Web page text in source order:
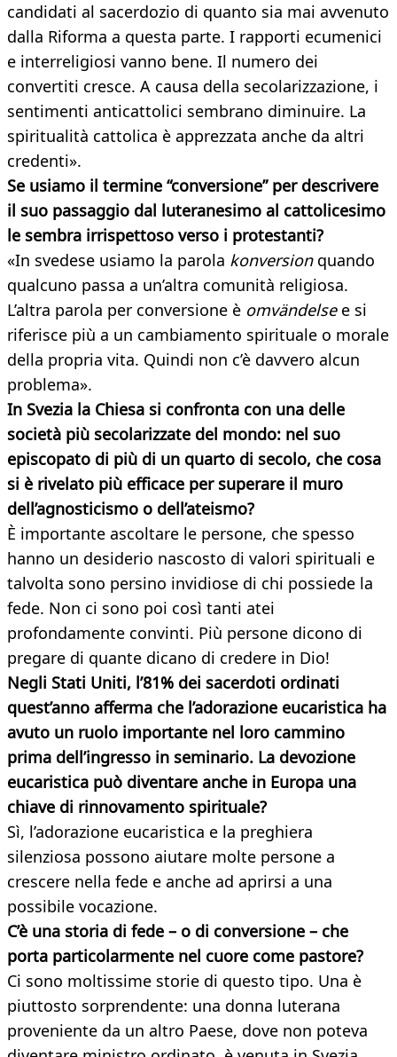
candidati al sacerdozio di quanto sia mai avvenuto
dalla Riforma a questa parte. I rapporti ecumenici
e interreligiosi vanno bene. Il numero dei
convertiti cresce. A causa della secolarizzazione, i
sentimenti anticattolici sembrano diminuire. La
spiritualità cattolica è apprezzata anche da altri
credenti».
Se usiamo il termine “conversione” per descrivere
il suo passaggio dal luteranesimo al cattolicesimo
le sembra irrispettoso verso i protestanti?
«In svedese usiamo la parola konversionquando
qualcuno passa a un’altra comunità religiosa.
L’altra parola per conversione è omvändelsee si
riferisce più a un cambiamento spirituale o morale
della propria vita. Quindi non c’è davvero alcun
problema».
In Svezia la Chiesa si confronta con una delle
società più secolarizzate del mondo: nel suo
episcopato di più di un quarto di secolo, che cosa
si è rivelato più efficace per superare il muro
dell’agnosticismo o dell’ateismo?
È importante ascoltare le persone, che spesso
hanno un desiderio nascosto di valori spirituali e
talvolta sono persino invidiose di chi possiede la
fede. Non ci sono poi così tanti atei
profondamente convinti. Più persone dicono di
pregare di quante dicano di credere in Dio!
Negli Stati Uniti, l’81% dei sacerdoti ordinati
quest’anno afferma che l’adorazione eucaristica ha
avuto un ruolo importante nel loro cammino
prima dell’ingresso in seminario. La devozione
eucaristica può diventare anche in Europa una
chiave di rinnovamento spirituale?
Sì, l’adorazione eucaristica e la preghiera
silenziosa possono aiutare molte persone a
crescere nella fede e anche ad aprirsi a una
possibile vocazione.
C’è una storia di fede – o di conversione – che
porta particolarmente nel cuore come pastore?
Ci sono moltissime storie di questo tipo. Una è
piuttosto sorprendente: una donna luterana
proveniente da un altro Paese, dove non poteva